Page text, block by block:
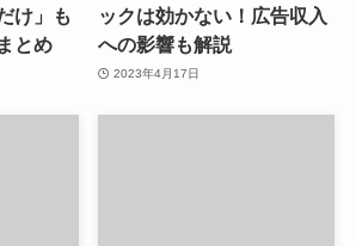
け」も
とめ
ックは効かない！広告収入
への影響も解説
2023年4月17日